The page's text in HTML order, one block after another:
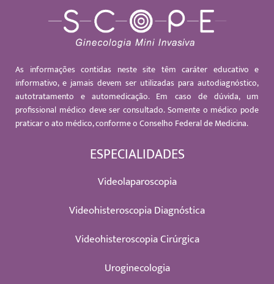
As informações contidas neste site têm caráter educativo e
informativo, e jamais devem ser utilizadas para autodiagnóstico,
autotratamento e automedicação. Em caso de dúvida, um
profissional médico deve ser consultado. Somente o médico pode
praticar o ato médico, conforme o Conselho Federal de Medicina.
ESPECIALIDADES
Videolaparoscopia
Videohisteroscopia Diagnóstica
Videohisteroscopia Cirúrgica
Uroginecologia